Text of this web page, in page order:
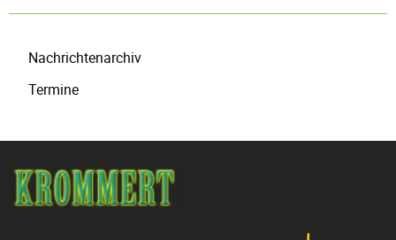
überspringen
Nachrichtenarchiv
Termine